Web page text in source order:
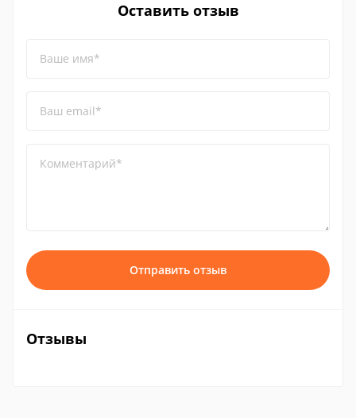
Оставить отзыв
Ваше имя*
Ваш email*
Комментарий*
Отправить отзыв
Отзывы